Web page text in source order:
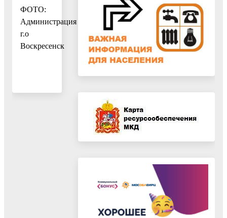
ФОТО:
Администрация
г.о
Воскресенск